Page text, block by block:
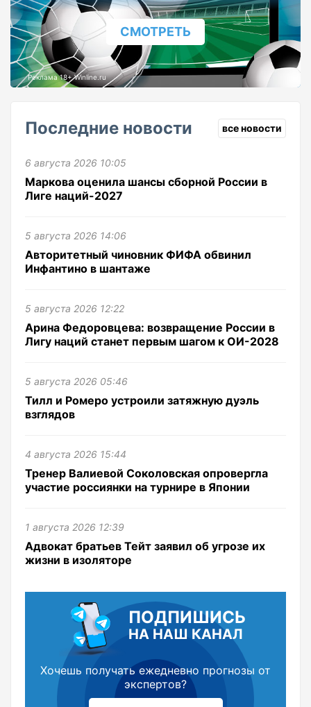
СМОТРЕТЬ
Реклама 18+ Winline.ru
Последние новости все новости
6 августа 2026 10:05
Маркова оценила шансы сборной России в
Лиге наций-2027
5 августа 2026 14:06
Авторитетный чиновник ФИФА обвинил
Инфантино в шантаже
5 августа 2026 12:22
Арина Федоровцева: возвращение России в
Лигу наций станет первым шагом к ОИ-2028
5 августа 2026 05:46
Тилл и Ромеро устроили затяжную дуэль
взглядов
4 августа 2026 15:44
Тренер Валиевой Соколовская опровергла
участие россиянки на турнире в Японии
1 августа 2026 12:39
Адвокат братьев Тейт заявил об угрозе их
жизни в изоляторе
ПОДПИШИСЬ
НА НАШ КАНАЛ
Хочешь получать ежедневно прогнозы от
экспертов?